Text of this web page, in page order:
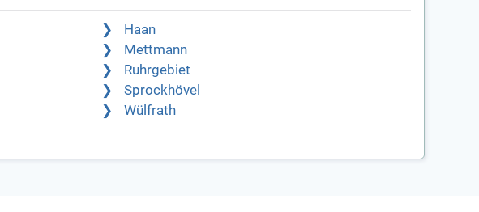
Haan
Mettmann
Ruhrgebiet
Sprockhövel
Wülfrath